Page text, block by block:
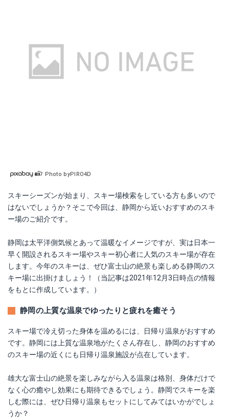
Photo byPIRO4D
スキーシーズンが始まり、スキー場検索をしている方も多いので
はないでしょうか？そこで今回は、静岡から近いおすすめのスキ
ー場のご紹介です。
静岡は太平洋側気候とあって温暖なイメージですが、実は日本一
早く開設されるスキー場やスキー初心者に人気のスキー場が存在
します。今年のスキーは、ぜひ富士山の絶景も楽しめる静岡のス
キー場に出掛けましょう！（当記事は2021年12月3日時点の情報
をもとに作成しています。）
静岡の上質な温泉でゆったりと疲れを癒そう
スキー場で冷え切った身体を温めるには、日帰り温泉がおすすめ
です。静岡には上質な温泉地がたくさん存在し、静岡のおすすめ
のスキー場の近くにも日帰り温泉施設が点在しています。
雄大な富士山の絶景を楽しみながら入る温泉は格別、身体だけで
なく心の癒やし効果にも期待できるでしょう。静岡でスキーを楽
しむ際には、ぜひ日帰り温泉もセットにしてみてはいかがでしょ
うか？